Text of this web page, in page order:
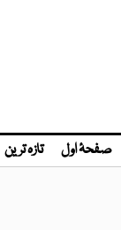
صفحۂ اول تازہ ترین